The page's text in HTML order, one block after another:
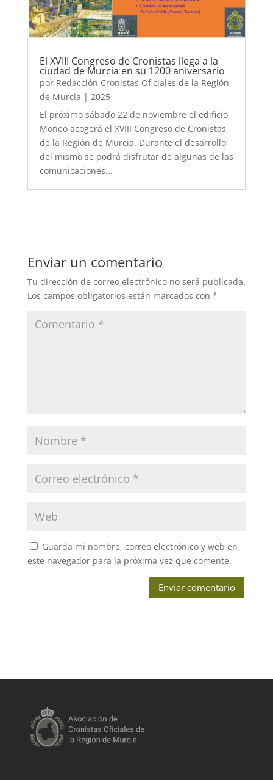
El XVIII Congreso de Cronistas llega a la
ciudad de Murcia en su 1200 aniversario
por Redacción Cronistas Oficiales de la Región
de Murcia | 2025
El próximo sábado 22 de noviembre el edificio
Moneo acogerá el XVIII Congreso de Cronistas
de la Región de Murcia. Durante el desarrollo
del mismo se podrá disfrutar de algunas de las
comunicaciones...
Enviar un comentario
Tu dirección de correo electrónico no será publicada.
Los campos obligatorios están marcados con *
Guarda mi nombre, correo electrónico y web en
este navegador para la próxima vez que comente.
Enviar comentario